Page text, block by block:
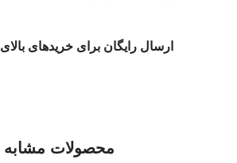
ارسال رایگان برای خریدهای بالای 800 هزار
محصولات مشابه